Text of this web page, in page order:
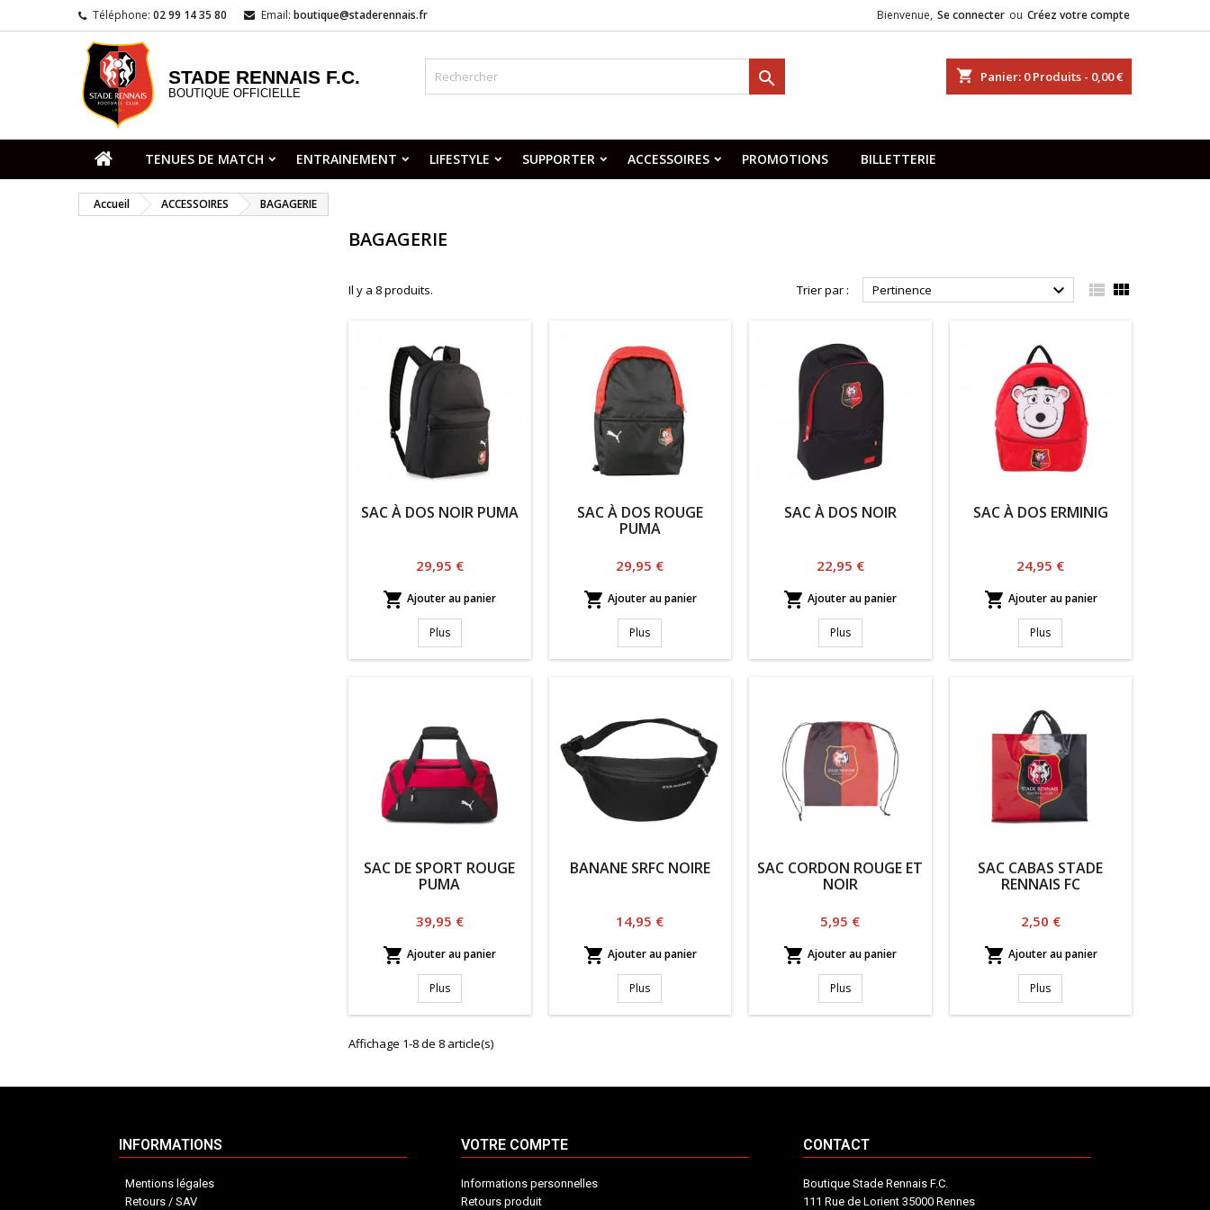
Téléphone: 02 99 14 35 80 Email: boutique@staderennais.fr Bienvenue, Se connecter ou Créez votre compte
STADE RENNAIS F.C.
BOUTIQUE OFFICIELLE
shopping_cart Panier: 0Produits - 0,00 €

TENUES DE MATCH ENTRAINEMENT LIFESTYLE SUPPORTER ACCESSOIRES PROMOTIONS BILLETTERIE
Accueil ACCESSOIRES BAGAGERIE
BAGAGERIE
Il y a 8 produits. Trier par : Pertinence   
SAC À DOS NOIR PUMA
Prix
29,95 €
 Ajouter au panier
Plus
SAC À DOS ROUGE
PUMA
Prix
29,95 €
 Ajouter au panier
Plus
SAC À DOS NOIR
Prix
22,95 €
 Ajouter au panier
Plus
SAC À DOS ERMINIG
Prix
24,95 €
 Ajouter au panier
Plus
SAC DE SPORT ROUGE
PUMA
Prix
39,95 €
 Ajouter au panier
Plus
BANANE SRFC NOIRE
Prix
14,95 €
 Ajouter au panier
Plus
SAC CORDON ROUGE ET
NOIR
Prix
5,95 €
 Ajouter au panier
Plus
SAC CABAS STADE
RENNAIS FC
Prix
2,50 €
 Ajouter au panier
Plus
Affichage 1-8 de 8 article(s)
INFORMATIONS
Mentions légales
Retours / SAV
VOTRE COMPTE
Informations personnelles
Retours produit
CONTACT
Boutique Stade Rennais F.C.
111 Rue de Lorient 35000 Rennes